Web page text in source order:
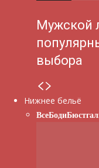
Мужской
выбора
Нижнее бельё
ВсеБоди